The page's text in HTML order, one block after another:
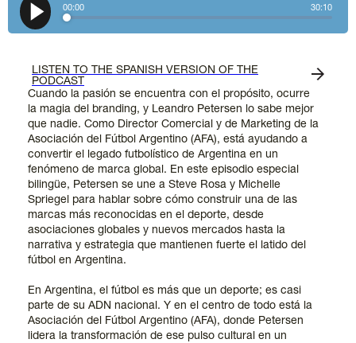
00:00 30:10
LISTEN TO THE SPANISH VERSION OF THE
PODCAST
Cuando la pasión se encuentra con el propósito, ocurre
la magia del branding, y Leandro Petersen lo sabe mejor
que nadie. Como Director Comercial y de Marketing de la
Asociación del Fútbol Argentino (AFA), está ayudando a
convertir el legado futbolístico de Argentina en un
fenómeno de marca global. En este episodio especial
bilingüe, Petersen se une a Steve Rosa y Michelle
Spriegel para hablar sobre cómo construir una de las
marcas más reconocidas en el deporte, desde
asociaciones globales y nuevos mercados hasta la
narrativa y estrategia que mantienen fuerte el latido del
fútbol en Argentina.
En Argentina, el fútbol es más que un deporte; es casi
parte de su ADN nacional. Y en el centro de todo está la
Asociación del Fútbol Argentino (AFA), donde Petersen
lidera la transformación de ese pulso cultural en un